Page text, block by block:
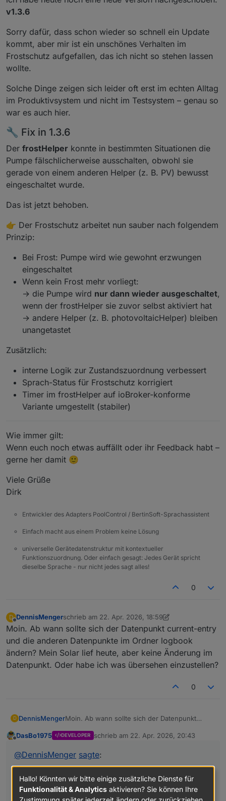
v1.3.6
Sorry dafür, dass schon wieder so schnell ein Update
kommt, aber mir ist ein unschönes Verhalten im
Frostschutz aufgefallen, das ich nicht so stehen lassen
wollte.
Solche Dinge zeigen sich leider oft erst im echten Alltag
im Produktivsystem und nicht im Testsystem – genau so
war es auch hier.
🔧 Fix in 1.3.6
Der frostHelper konnte in bestimmten Situationen die
Pumpe fälschlicherweise ausschalten, obwohl sie
gerade von einem anderen Helper (z. B. PV) bewusst
eingeschaltet wurde.
Das ist jetzt behoben.
👉 Der Frostschutz arbeitet nun sauber nach folgendem
Prinzip:
Bei Frost: Pumpe wird wie gewohnt erzwungen
eingeschaltet
Wenn kein Frost mehr vorliegt:
→ die Pumpe wird nur dann wieder ausgeschaltet,
wenn der frostHelper sie zuvor selbst aktiviert hat
→ andere Helper (z. B. photovoltaicHelper) bleiben
unangetastet
Zusätzlich:
interne Logik zur Zustandszuordnung verbessert
Sprach-Status für Frostschutz korrigiert
Timer im frostHelper auf ioBroker-konforme
Variante umgestellt (stabiler)
Wie immer gilt:
Wenn euch noch etwas auffällt oder ihr Feedback habt –
gerne her damit 🙂
Viele Grüße
Dirk
Entwickler des Adapters PoolControl / BertinSoft-Sprachassistent
Einfach macht aus einem Problem keine Lösung
universelle Gerätedatenstruktur mit kontextueller
Funktionszuordnung. Oder einfach gesagt: Jedes Gerät spricht
dieselbe Sprache - nur nicht jedes sagt alles!
0
D
Offline
DennisMengerschrieb am 22. Apr. 2026, 18:59
zuletzt editiert von DennisMenger
Moin. Ab wann sollte sich der Datenpunkt current-entry
und die anderen Datenpunkte im Ordner logbook
ändern? Mein Solar lief heute, aber keine Änderung im
Datenpunkt. Oder habe ich was übersehen einzustellen?
0
D DennisMengerMoin. Ab wann sollte sich der Datenpunkt
Ordner logbook ändern? Mein Solar lief heute,
habe ich was übersehen einzustellen?
DasBo1975 DEVELOPER schrieb am 22. Apr. 2026, 20:43
zuletzt editiert von
@DennisMenger sagte:
Moin. Ab wann sollte sich der Datenpunkt current-
entry und die anderen Datenpunkte im Ordner
Hallo! Könnten wir bitte einige zusätzliche Dienste für
Funktionalität & Analytics aktivieren? Sie können Ihre